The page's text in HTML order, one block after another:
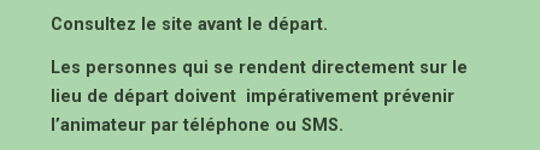
Consultez le site avant le départ.
Les personnes qui se rendent directement sur le
lieu de départ doivent impérativement prévenir
l’animateur par téléphone ou SMS.